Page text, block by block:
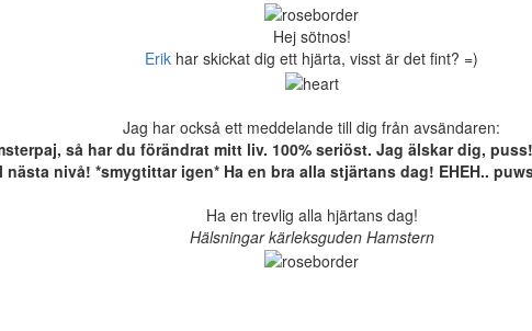
Hej sötnos!
Erik har skickat dig ett hjärta, visst är det fint? =)
Jag har också ett meddelande till dig från avsändaren:
så har du förändrat mitt liv. 100% seriöst. Jag älskar dig,
nästa nivå! *smygtittar igen* Ha en bra alla stjärtans dag! EHEH..
Ha en trevlig alla hjärtans dag!
Hälsningar kärleksguden Hamstern